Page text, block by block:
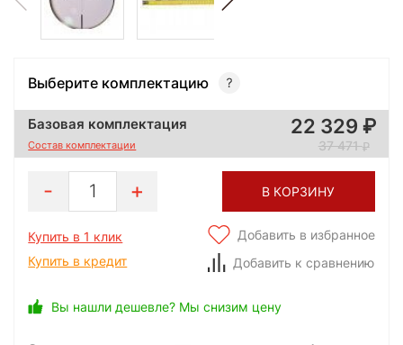
Выберите комплектацию
Базовая комплектация
Состав комплектации
22 329
37 471
1 В КОРЗИНУ
Купить в 1 клик
Купить в кредит
Добавить в избранное
Добавить к сравнению
Вы нашли дешевле? Мы снизим цену